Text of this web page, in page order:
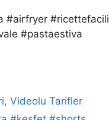
#airfryer #ricettefacili
#pastaestiva
,Videolu Tarifler